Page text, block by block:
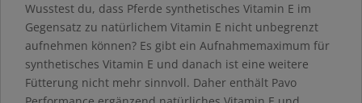
Wusstest du, dass Pferde synthetisches Vitamin E im
Gegensatz zu natürlichem Vitamin E nicht unbegrenzt
aufnehmen können? Es gibt ein Aufnahmemaximum für
synthetisches Vitamin E und danach ist eine weitere
Fütterung nicht mehr sinnvoll. Daher enthält Pavo